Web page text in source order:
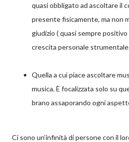
quasi obbligato ad ascoltare il
presente fisicamente, ma non
giudizio ( quasi sempre positivo
crescita personale
Quella a cui piace ascoltare
musica. È focalizzata solo su
brano assaporando ogni
Ci sono un’infinità di persone con il